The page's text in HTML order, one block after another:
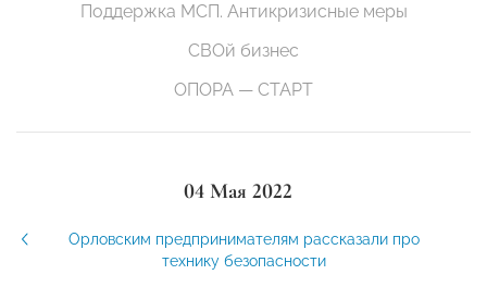
Поддержка МСП. Антикризисные меры
СВОй бизнес
ОПОРА — СТАРТ
04 Мая 2022
Орловским предпринимателям рассказали про
технику безопасности